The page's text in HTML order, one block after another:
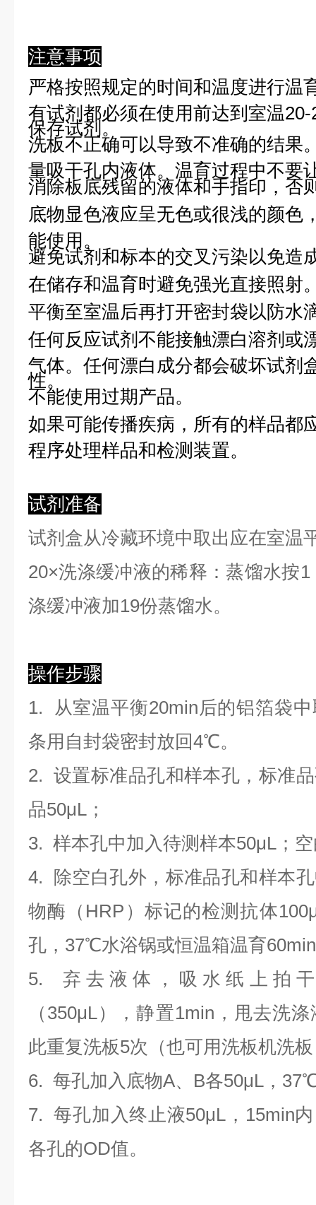
注意事项
严格按照规定的时间和温度进行温
有试剂都必须在使用前达到室温
保存试剂。
洗板不正确可以导致不准确的结果
量吸干孔内液体。温育过程中不要
消除板底残留的液体和手指印，否
底物显色液应呈无色或很浅的颜色
能使用。
避免试剂和标本的交叉污染以免造
在储存和温育时避免强光直接照射
平衡至室温后再打开密封袋以防水
任何反应试剂不能接触漂白溶剂或
气体。任何漂白成分都会破坏试剂
性。
不能使用过期产品。
如果可能传播疾病，所有的样品都
程序处理样品和检测装置。
试剂准备
试剂盒从冷藏环境中取出应在室温
20×洗涤缓冲液的稀释：蒸馏水按
涤缓冲液加19份蒸馏水。
操作步骤
1. 从室温平衡20min后的铝箔袋
条用自封袋密封放回4℃。
2. 设置标准品孔和样本孔，标准
品50μL；
3. 样本孔中加 入待测样本50μL；
4.
除空白孔外，标准品孔和样本
物酶（HRP）标记的检测抗体
孔，37℃水浴锅或恒温箱温育
5. 弃去液体，吸水纸上拍
（350μL）
，静置1min，甩去洗
此重复洗板5次（也可用洗板机洗
6. 每孔加入底物A、B各50μL，
7. 每孔加入终止液50μL，15min
各孔的OD值。